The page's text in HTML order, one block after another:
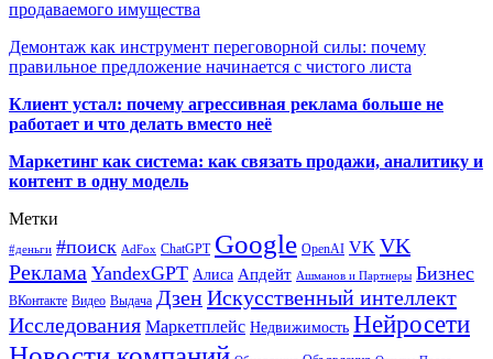
продаваемого имущества
Демонтаж как инструмент переговорной силы: почему
правильное предложение начинается с чистого листа
Клиент устал: почему агрессивная реклама больше не
работает и что делать вместо неё
Маркетинг как система: как связать продажи, аналитику и
контент в одну модель
Метки
#деньги #поиск AdFox ChatGPT Google OpenAI VK VK
Реклама YandexGPT Алиса Апдейт Ашманов и Партнеры Бизнес
ВКонтакте Видео Выдача ДзенИскусственный интеллект
Исследования Маркетплейс Недвижимость Нейросети